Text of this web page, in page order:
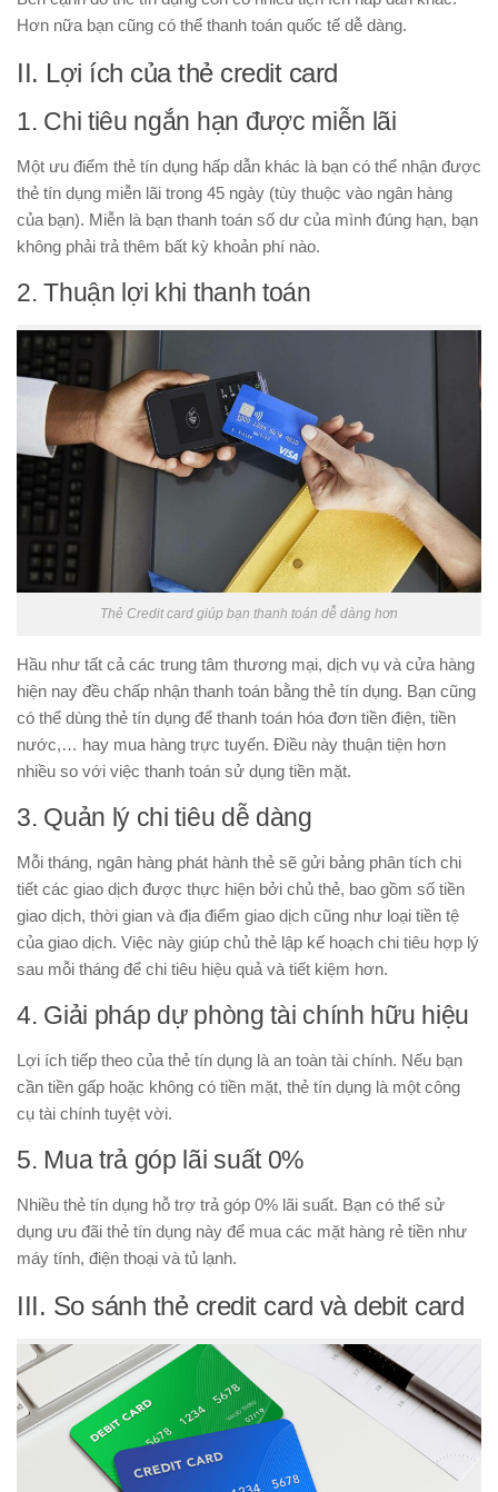
Hơn nữa bạn cũng có thể thanh toán quốc tế dễ dàng.
II. Lợi ích của thẻ credit card
1. Chi tiêu ngắn hạn được miễn lãi
Một ưu điểm thẻ tín dụng hấp dẫn khác là bạn có thể nhận được
thẻ tín dụng miễn lãi trong 45 ngày (tùy thuộc vào ngân hàng
của bạn). Miễn là bạn thanh toán số dư của mình đúng hạn, bạn
không phải trả thêm bất kỳ khoản phí nào.
2. Thuận lợi khi thanh toán
Thẻ Credit card giúp bạn thanh toán dễ dàng hơn
Hầu như tất cả các trung tâm thương mại, dịch vụ và cửa hàng
hiện nay đều chấp nhận thanh toán bằng thẻ tín dụng. Bạn cũng
có thể dùng thẻ tín dụng để thanh toán hóa đơn tiền điện, tiền
nước,… hay mua hàng trực tuyến. Điều này thuận tiện hơn
nhiều so với việc thanh toán sử dụng tiền mặt.
3. Quản lý chi tiêu dễ dàng
Mỗi tháng, ngân hàng phát hành thẻ sẽ gửi bảng phân tích chi
tiết các giao dịch được thực hiện bởi chủ thẻ, bao gồm số tiền
giao dịch, thời gian và địa điểm giao dịch cũng như loại tiền tệ
của giao dịch. Việc này giúp chủ thẻ lập kế hoạch chi tiêu hợp lý
sau mỗi tháng để chi tiêu hiệu quả và tiết kiệm hơn.
4. Giải pháp dự phòng tài chính hữu hiệu
Lợi ích tiếp theo của thẻ tín dụng là an toàn tài chính. Nếu bạn
cần tiền gấp hoặc không có tiền mặt, thẻ tín dụng là một công
cụ tài chính tuyệt vời.
5. Mua trả góp lãi suất 0%
Nhiều thẻ tín dụng hỗ trợ trả góp 0% lãi suất. Bạn có thể sử
dụng ưu đãi thẻ tín dụng này để mua các mặt hàng rẻ tiền như
máy tính, điện thoại và tủ lạnh.
III. So sánh thẻ credit card và debit card